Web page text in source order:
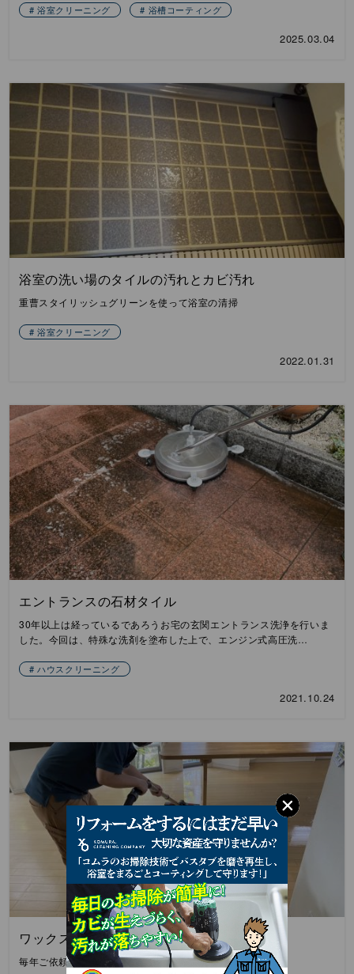
浴室クリーニング 浴槽コーティング
2025.03.04
浴室の洗い場のタイルの汚れとカビ汚れ
重曹スタイリッシュグリーンを使って浴室の清掃
浴室クリーニング
2022.01.31
エントランスの石材タイル
30年以上は経っているであろうお宅の玄関エントランス洗浄を行いま
した。今回は、特殊な洗剤を塗布した上で、エンジン式高圧洗…
ハウスクリーニング
2021.10.24
ワックスかけ
毎年ご依頼いただく、お家のワックスかけを行いました。